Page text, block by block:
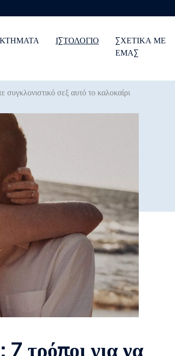
ΙΣΤΟΛΌΓΙΟ
ΣΧΕΤΙΚΆ ΜΕ
ΕΜΆΣ
συγκλονιστικό σεξ αυτό το καλοκαίρι